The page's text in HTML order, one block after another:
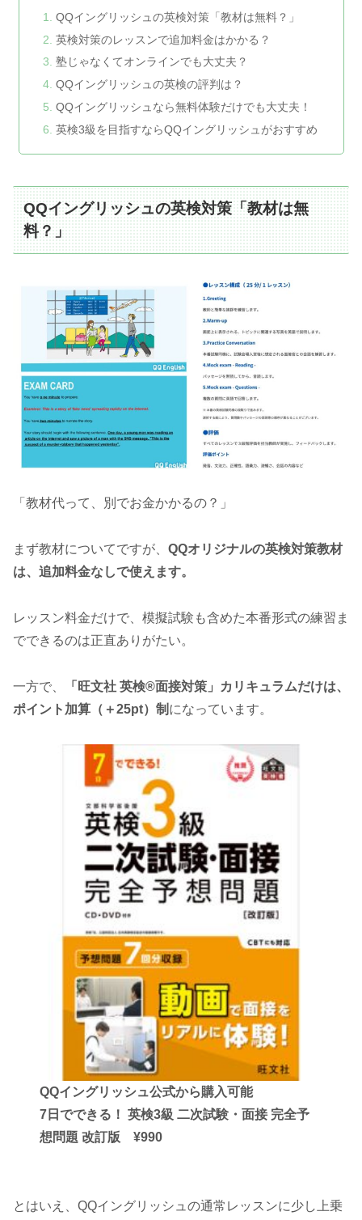
QQイングリッシュの英検対策「教材は無料？」
英検対策のレッスンで追加料金はかかる？
塾じゃなくてオンラインでも大丈夫？
QQイングリッシュの英検の評判は？
QQイングリッシュなら無料体験だけでも大丈夫！
英検3級を目指すならQQイングリッシュがおすすめ
QQイングリッシュの英検対策「教材は無
料？」
「教材代って、別でお金かかるの？」
まず教材についてですが、 QQオリジナルの英検対策教材
は、追加料金なしで使えます。
レッスン料金だけで、模擬試験も含めた本番形式の練習ま
でできるのは正直ありがたい。
一方で、
「旺文社 英検®︎面接対策」カリキュラムだけは、
ポイント加算（＋25pt）制 になっています。
QQイングリッシュ公式から購入可能
7日でできる！ 英検3級 二次試験・面接 完全予
想問題 改訂版 ¥990
とはいえ、QQイングリッシュの通常レッスンに少し上乗